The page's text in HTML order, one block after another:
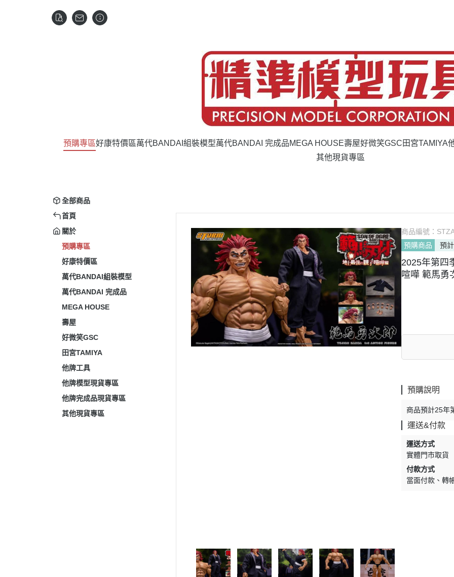
預購專區好康特價區萬代BANDAI組裝模型萬代BANDAI 完成品MEGA HOUSE壽屋好微笑GSC田宮TAMIYA
其他現貨專區
全部商品
首頁
關於
預購專區
好康特價區
萬代BANDAI組裝模型
萬代BANDAI 完成品
MEGA HOUSE
壽屋
好微笑GSC
田宮TAMIYA
他牌工具
他牌模型現貨專區
他牌完成品現貨專區
其他現貨專區
商品編號：
預購商品
預
2025年第四
喧嘩 範馬勇
預購說明
商品預計25年
運送&付款
運送方式
實體門市取貨
付款方式
當面付款
轉